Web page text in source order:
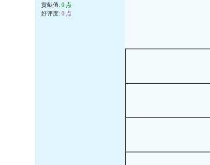
贡献值: 0 点
好评度: 0 点